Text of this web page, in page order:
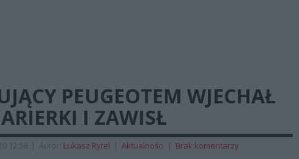
PEUGEOTEM WJECHAŁ
I ZAWISŁ
12:58 | Autor: Łukasz Rytel | Aktualności | Brak komentarzy